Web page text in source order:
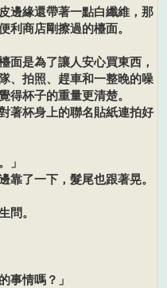
緣還帶著一點白纖維，那
利商店剛擦過的檯面。
是為了讓人安心買東西，
、拍照、趕車和一整晚的噪
得杯子的重量更清楚。
杯身上的聯名貼紙連拍好
」
了一下，髮尾也跟著晃。
問。
情嗎？」